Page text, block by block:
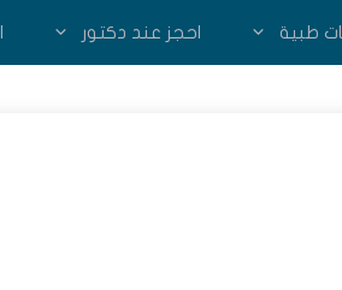
طبية احجز عند دكتور